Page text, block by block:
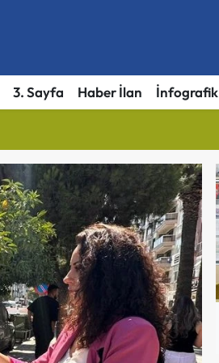
3. Sayfa Haber İlan İnfografik